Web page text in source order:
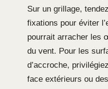
Sur un grillage,
fixations pour éviter
pourrait arracher les
du vent. Pour les
d’accroche,
face extérieurs ou